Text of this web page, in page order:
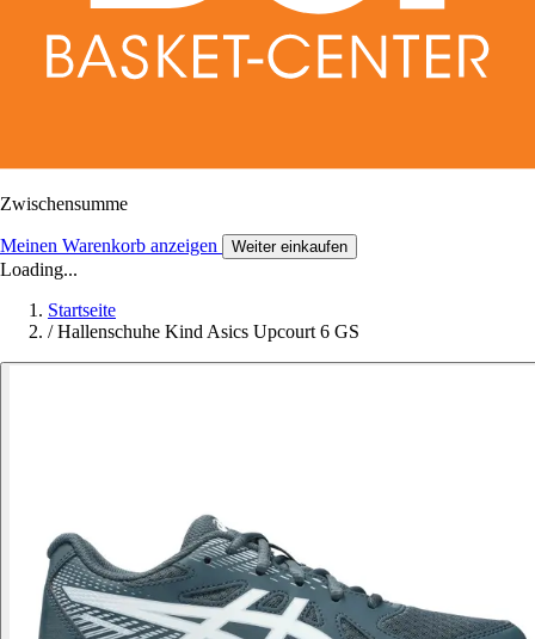
Zwischensumme
Meinen Warenkorb anzeigen Weiter einkaufen
Loading...
Startseite
/ Hallenschuhe Kind Asics Upcourt 6 GS